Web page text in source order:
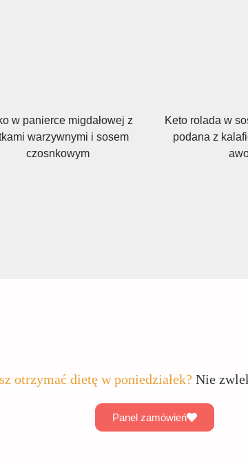
w panierce migdałowej z
warzywnymi i sosem
czosnkowym
Keto rolada w
podana z
otrzymać dietę w poniedziałek? Nie
Panel zamówień